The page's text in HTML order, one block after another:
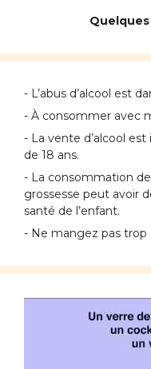
- L’abus d’alcool est
- À consommer avec
- La vente d’alcool
de 18 ans.
- La consommation
grossesse peut avoir
santé de l’enfant.
- Ne mangez pas trop